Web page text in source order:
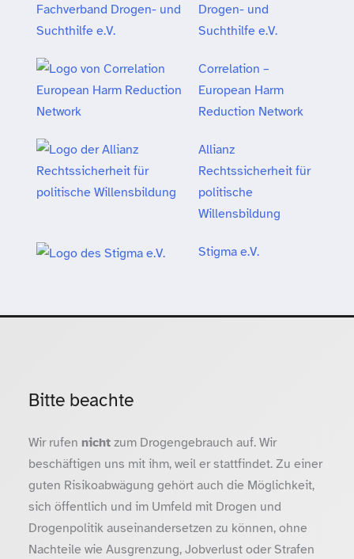
Drogen- und
Suchthilfe e.V.
Correlation –
European Harm
Reduction Network
Allianz
Rechtssicherheit für
politische
Willensbildung
Stigma e.V.
Bitte beachte
Wir rufen nichtzum Drogengebrauch auf. Wir
beschäftigen uns mit ihm, weil er stattfindet. Zu einer
guten Risikoabwägung gehört auch die Möglichkeit,
sich öffentlich und im Umfeld mit Drogen und
Drogenpolitik auseinandersetzen zu können, ohne
Nachteile wie Ausgrenzung, Jobverlust oder Strafen